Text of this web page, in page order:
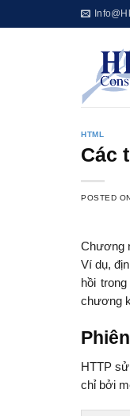
to
HTML
Các
POSTED
Chương
Ví dụ,
hồi
chương
HTTP
chỉ bởi